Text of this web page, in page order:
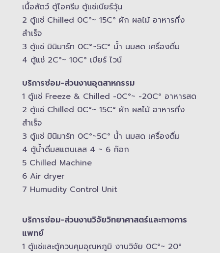
เนื้อสัตว์ ตู้ไอศรีม ตู้แช่เบียร์วุ้น
2 ตู้แช่ Chilled​ 0C°~ 15C° ผัก ผลไม้ อาหารกึ่ง
สำเร็จ
3 ตู้แช่​ มินิมาร์ท 0C°~5C° น้ำ นมสด เครื่องดื่ม
4 ตู้แช่ 2C°~ 10​C° เบียร์ ไวน์
บริการซ่อม-​ส่วนงานอุตสาหกรรม
1 ตู้แช่ Freeze &​ Chilled -​0C°~ -​20C° อาหารสด
2 ตู้แช่ Chilled​ 0C°~ 15C° ผัก ผลไม้ อาหารกึ่ง
สำเร็จ
3 ตู้แช่​ มินิมาร์ท 0C°~5C° น้ำ นมสด เครื่องดื่ม
4 ตู้น้ำดื่มสแตนเลส​ 4 ~ 6 ก๊อก
5 Chilled Mac​hine
6 Air dryer
7 Humudity Control Unit
บริการซ่อม-​ส่วนงานวิจัยวิทยาศาสตร์และทางการ
แพทย์
1 ตู้แช่และตู้ควบคุม​อุณหภูมิ​ งานวิจัย 0C°~ 20°